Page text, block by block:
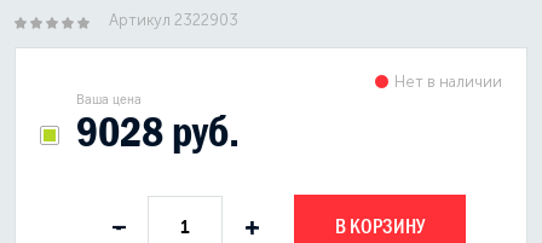
Артикул 2322903
Ваша цена
9028 руб.
Нет в наличии
- + В КОРЗИНУ